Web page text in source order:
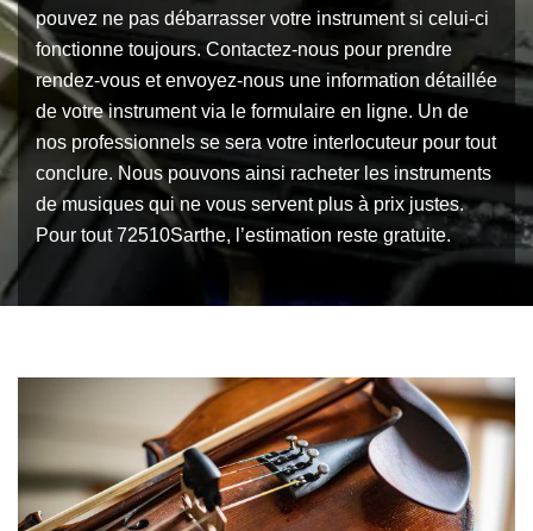
pouvez ne pas débarrasser votre instrument si celui-ci
fonctionne toujours. Contactez-nous pour prendre
rendez-vous et envoyez-nous une information détaillée
de votre instrument via le formulaire en ligne. Un de
nos professionnels se sera votre interlocuteur pour tout
conclure. Nous pouvons ainsi racheter les instruments
de musiques qui ne vous servent plus à prix justes.
Pour tout 72510Sarthe, l’estimation reste gratuite.